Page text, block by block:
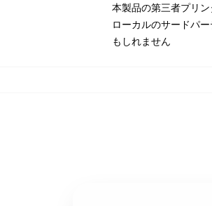
本製品の第三者プリ
ローカルのサードパ
もしれません